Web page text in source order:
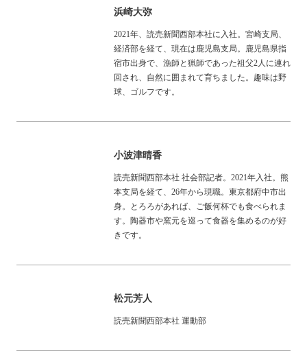
浜崎大弥
2021年、読売新聞西部本社に入社。宮崎支局、
経済部を経て、現在は鹿児島支局。鹿児島県指
宿市出身で、漁師と猟師であった祖父2人に連れ
回され、自然に囲まれて育ちました。趣味は野
球、ゴルフです。
小波津晴香
読売新聞西部本社 社会部記者。2021年入社。熊
本支局を経て、26年から現職。東京都府中市出
身。とろろがあれば、ご飯何杯でも食べられま
す。陶器市や窯元を巡って食器を集めるのが好
きです。
松元芳人
読売新聞西部本社 運動部